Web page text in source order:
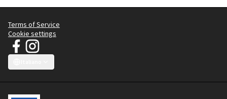
Terms of Service
Cookie settings
JT Manifesto - Campagna Vestiti Puliti su Facebook
(Collegamento esterno)
JT Manifesto - Campagna Vestiti Puliti su Instagram
(Collegamento esterno)